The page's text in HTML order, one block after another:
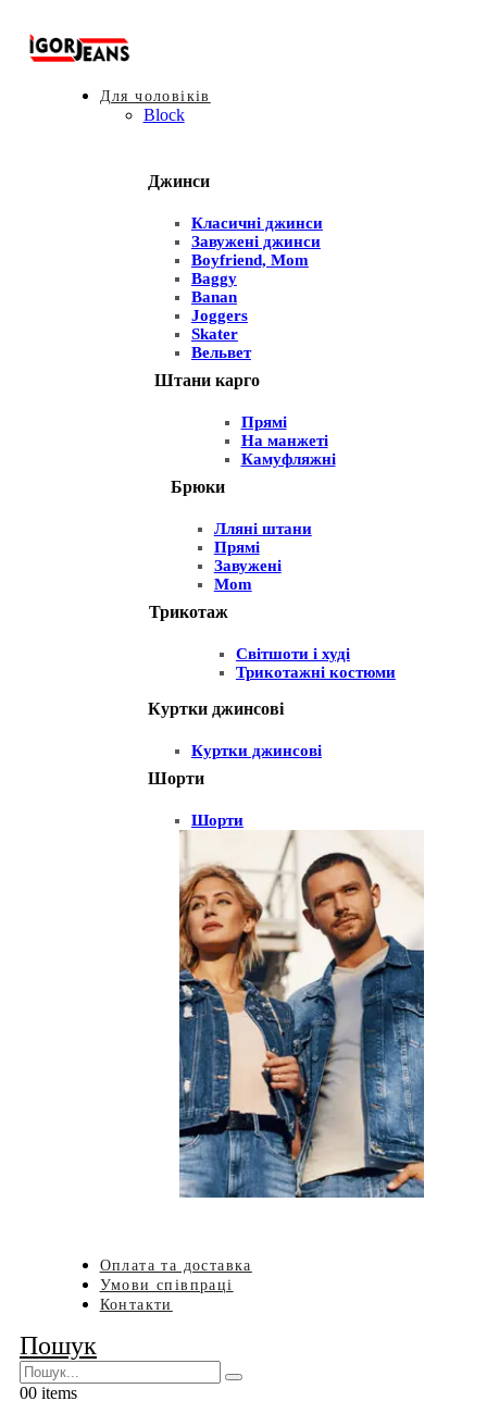
Для чоловіків
Block
Джинси
Класичні джинси
Завужені джинси
Boyfriend, Mom
Baggy
Banan
Joggers
Skater
Вельвет
Штани карго
Прямі
На манжеті
Камуфляжні
Брюки
Лляні штани
Прямі
Завужені
Mom
Трикотаж
Світшоти і худі
Трикотажні костюми
Куртки джинсові
Куртки джинсові
Шорти
Шорти
Оплата та доставка
Умови співпраці
Контакти
Пошук
00 items